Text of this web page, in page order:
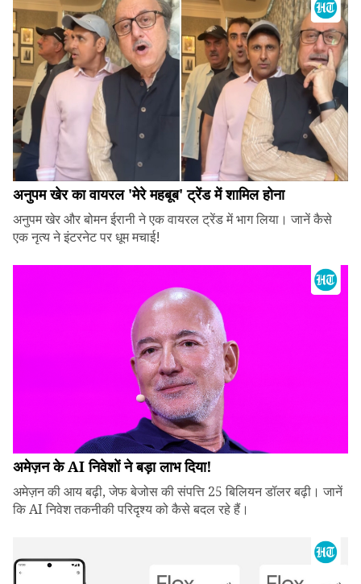
अनुपम खेर का वायरल 'मेरे महबूब' ट्रेंड में शामिल होना
अनुपम खेर और बोमन ईरानी ने एक वायरल ट्रेंड में भाग लिया। जानें कैसे
एक नृत्य ने इंटरनेट पर धूम मचाई!
अमेज़न के AI निवेशों ने बड़ा लाभ दिया!
अमेज़न की आय बढ़ी, जेफ बेजोस की संपत्ति 25 बिलियन डॉलर बढ़ी। जानें
कि AI निवेश तकनीकी परिदृश्य को कैसे बदल रहे हैं।